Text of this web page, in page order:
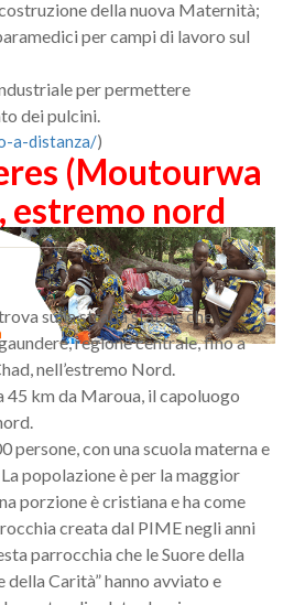
della nuova Maternità;
per campi di lavoro sul
per permettere
dei pulcini.
a-distanza/)
(Moutourwa
estremo nord
sulla strada statale che
regione centrale, fino a
nell’estremo Nord.
km da Maroua, il capoluogo
persone, con una scuola materna e
popolazione è per la maggior
porzione è cristiana e ha come
creata dal PIME negli anni
parrocchia che le Suore della
Carità” hanno avviato e